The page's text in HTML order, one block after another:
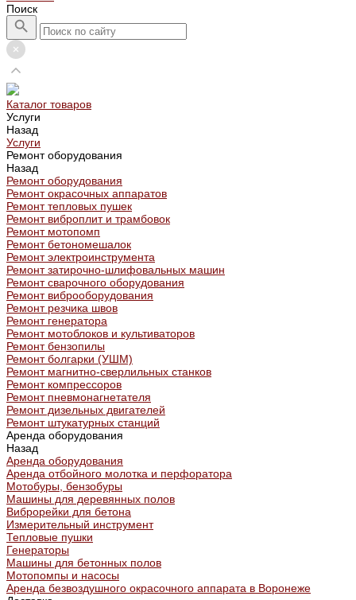
Поиск
Каталог товаров
Услуги
Назад
Услуги
Ремонт оборудования
Назад
Ремонт оборудования
Ремонт окрасочных аппаратов
Ремонт тепловых пушек
Ремонт виброплит и трамбовок
Ремонт мотопомп
Ремонт бетономешалок
Ремонт электроинструмента
Ремонт затирочно-шлифовальных машин
Ремонт сварочного оборудования
Ремонт виброоборудования
Ремонт резчика швов
Ремонт генератора
Ремонт мотоблоков и культиваторов
Ремонт бензопилы
Ремонт болгарки (УШМ)
Ремонт магнитно-сверлильных станков
Ремонт компрессоров
Ремонт пневмонагнетателя
Ремонт дизельных двигателей
Ремонт штукатурных станций
Аренда оборудования
Назад
Аренда оборудования
Аренда отбойного молотка и перфоратора
Мотобуры, бензобуры
Машины для деревянных полов
Виброрейки для бетона
Измерительный инструмент
Тепловые пушки
Генераторы
Машины для бетонных полов
Мотопомпы и насосы
Аренда безвоздушного окрасочного аппарата в Воронеже